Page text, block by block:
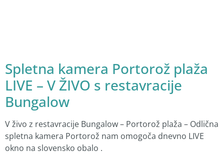
Spletna kamera Portorož plaža
LIVE – V ŽIVO s restavracije
Bungalow
V živo z restavracije Bungalow – Portorož plaža – Odlična
spletna kamera Portorož nam omogoča dnevno LIVE
okno na slovensko obalo .